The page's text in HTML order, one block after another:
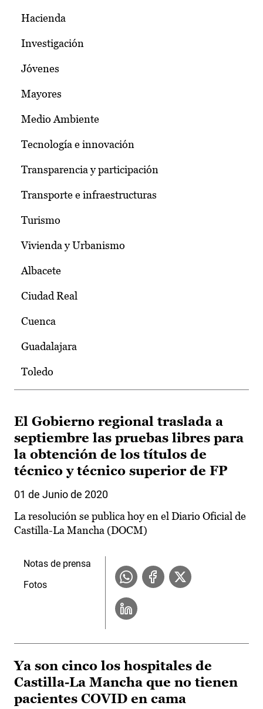
Hacienda
Investigación
Jóvenes
Mayores
Medio Ambiente
Tecnología e innovación
Transparencia y participación
Transporte e infraestructuras
Turismo
Vivienda y Urbanismo
Albacete
Ciudad Real
Cuenca
Guadalajara
Toledo
El Gobierno regional traslada a
septiembre las pruebas libres para
la obtención de los títulos de
técnico y técnico superior de FP
01 de Junio de 2020
La resolución se publica hoy en el Diario Oficial de
Castilla-La Mancha (DOCM)
Notas de prensa
Fotos
Ya son cinco los hospitales de
Castilla-La Mancha que no tienen
pacientes COVID en cama